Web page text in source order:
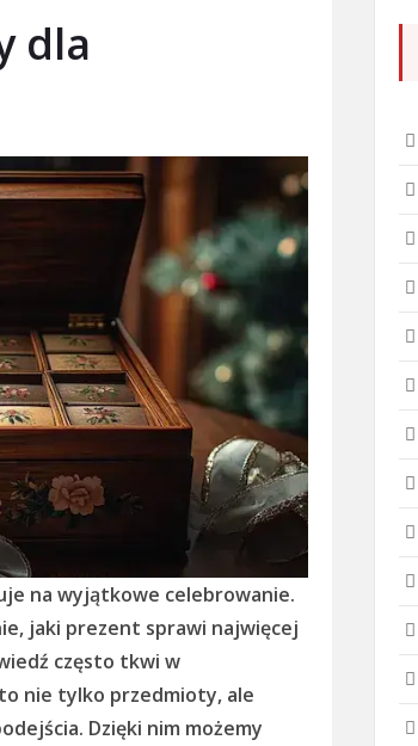
dla
na wyjątkowe celebrowanie.
jaki prezent sprawi najwięcej
często tkwi w
nie tylko przedmioty, ale
Dzięki nim możemy